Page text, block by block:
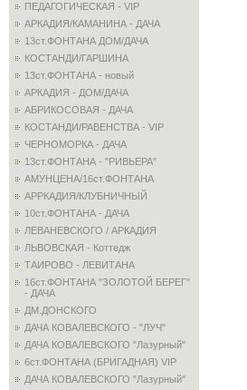
ПЕДАГОГИЧЕСКАЯ - VIP
АРКАДИЯ/КАМАНИНА - ДАЧА
13ст.ФОНТАНА ДОМ/ДАЧА
КОСТАНДИ/ГАРШИНА
13ст.ФОНТАНА - новый
АРКАДИЯ - ДОМ/ДАЧА
АБРИКОСОВАЯ - ДАЧА
КОСТАНДИ/РАВЕНСТВА - VIP
ЧЕРНОМОРКА - ДАЧА
13ст.ФОНТАНА - "РИВЬЕРА"
АМУНЦЕНА/16ст.ФОНТАНА
АРРКАДИЯ/КЛУБНИЧНЫЙ
10ст.ФОНТАНА - ДАЧА
ЛЕВАНЕВСКОГО / АРКАДИЯ
ЛЬВОВСКАЯ - Коттедж
ТАИРОВО - ЛЕВИТАНА
16ст.ФОНТАНА "ЗОЛОТОЙ БЕРЕГ"
- ДАЧА
ДМ.ДОНСКОГО
ДАЧА КОВАЛЕВСКОГО - "ЛУЧ"
ДАЧА КОВАЛЕВСКОГО "Лазурный"
6ст.ФОНТАНА (БРИГАДНАЯ) VIP
ДАЧА КОВАЛЕВСКОГО "Лазурный"